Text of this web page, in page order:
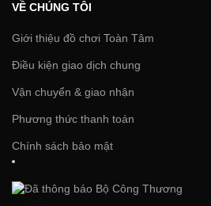
VỀ CHÚNG TÔI
Giới thiệu đồ chơi Toàn Tâm
Điều kiện giao dịch chung
Vận chuyển & giao nhận
Phương thức thanh toán
Chính sách bảo mật